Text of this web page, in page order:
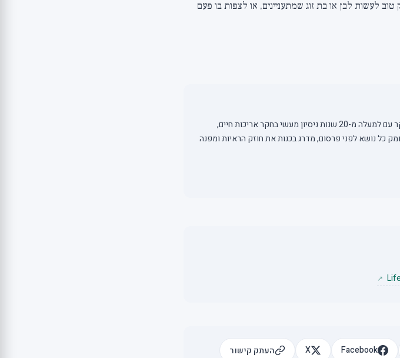
לעשות לבן או בת זוג שמתעניינים, או לצפות בו פעם
ניר נגר, מייסד ועורך Reverse Aging וביוהאקר עם למעלה מ-20 שנות ניסיון מעשי בחקר אריכות חיים,
כל נושא לפני פרסום, מדרג בכנות את חוזק הראיות ומפנה
↗
Facebook
X העתק קישור